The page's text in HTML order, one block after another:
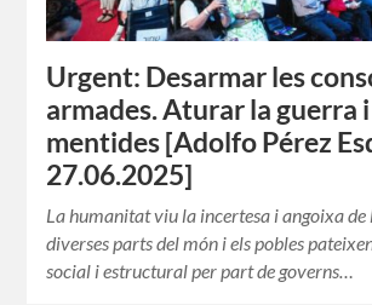
Urgent: Desarmar les
armades. Aturar la guerra
mentides [Adolfo Pérez
27.06.2025]
La humanitat viu la incertesa i angoixa de
diverses parts del món i els pobles
social i estructural per part de governs…